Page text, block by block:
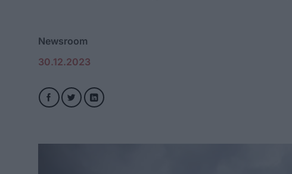
Newsroom
30.12.2023